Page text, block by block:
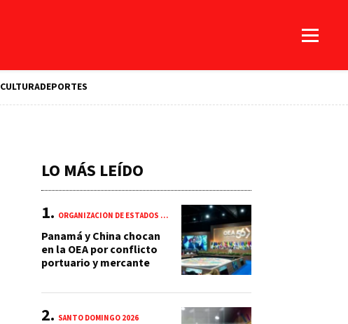
CULTURADEPORTES
LO MÁS LEÍDO
ORGANIZACIÓN DE ESTADOS AMERICANOS (OEA)
Panamá y China chocan
en la OEA por conflicto
portuario y mercante
SANTO DOMINGO 2026